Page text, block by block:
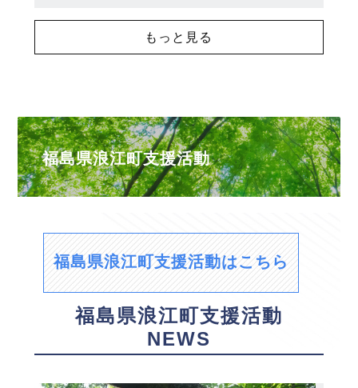
もっと見る
福島県浪江町支援活動
福島県浪江町支援活動はこちら
福島県浪江町支援活動
NEWS